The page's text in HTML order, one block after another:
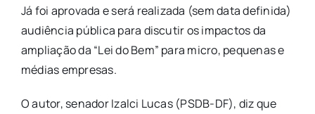
Já foi aprovada e será realizada (sem data definida)
audiência pública para discutir os impactos da
ampliação da “Lei do Bem” para micro, pequenas e
médias empresas.
O autor, senador Izalci Lucas (PSDB-DF), diz que